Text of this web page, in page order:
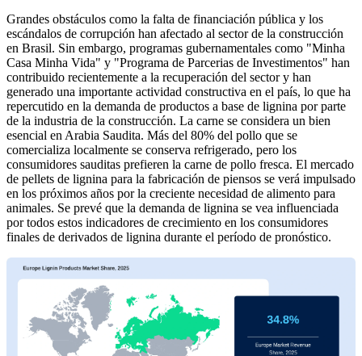
Grandes obstáculos como la falta de financiación pública y los
escándalos de corrupción han afectado al sector de la construcción
en Brasil. Sin embargo, programas gubernamentales como "Minha
Casa Minha Vida" y "Programa de Parcerias de Investimentos" han
contribuido recientemente a la recuperación del sector y han
generado una importante actividad constructiva en el país, lo que ha
repercutido en la demanda de productos a base de lignina por parte
de la industria de la construcción. La carne se considera un bien
esencial en Arabia Saudita. Más del 80% del pollo que se
comercializa localmente se conserva refrigerado, pero los
consumidores sauditas prefieren la carne de pollo fresca. El mercado
de pellets de lignina para la fabricación de piensos se verá impulsado
en los próximos años por la creciente necesidad de alimento para
animales. Se prevé que la demanda de lignina se vea influenciada
por todos estos indicadores de crecimiento en los consumidores
finales de derivados de lignina durante el período de pronóstico.